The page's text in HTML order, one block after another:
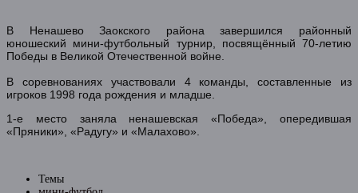
В Ненашево Заокского района завершился районный
юношеский мини-футбольный турнир, посвящённый 70-летию
Победы в Великой Отечественной войне.
В соревнованиях участвовали 4 команды, составленные из
игроков 1998 года рождения и младше.
1-е место заняла ненашевская «Победа», опередившая
«Пряники», «Радугу» и «Малахово».
Темы